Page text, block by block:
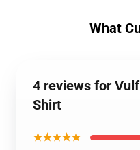
What
4 reviews for
Shirt
★★★★★